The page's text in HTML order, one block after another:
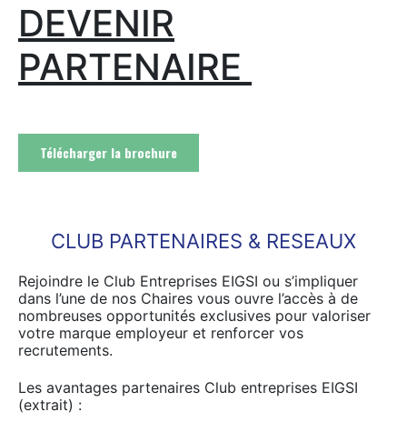
DEVENIR
PARTENAIRE
Télécharger la brochure
CLUB PARTENAIRES & RESEAUX
Rejoindre le Club Entreprises EIGSI ou s’impliquer
dans l’une de nos Chaires vous ouvre l’accès à de
nombreuses opportunités exclusives pour valoriser
votre marque employeur et renforcer vos
recrutements.
Les avantages partenaires Club entreprises EIGSI
(extrait) :